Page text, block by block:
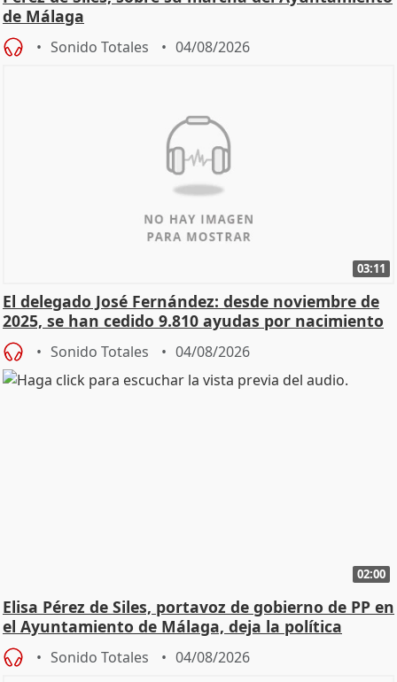
de Málaga
Sonido Totales 04/08/2026
03:11
El delegado José Fernández: desde noviembre de
2025, se han cedido 9.810 ayudas por nacimiento
Sonido Totales 04/08/2026
02:00
Elisa Pérez de Siles, portavoz de gobierno de PP en
el Ayuntamiento de Málaga, deja la política
Sonido Totales 04/08/2026